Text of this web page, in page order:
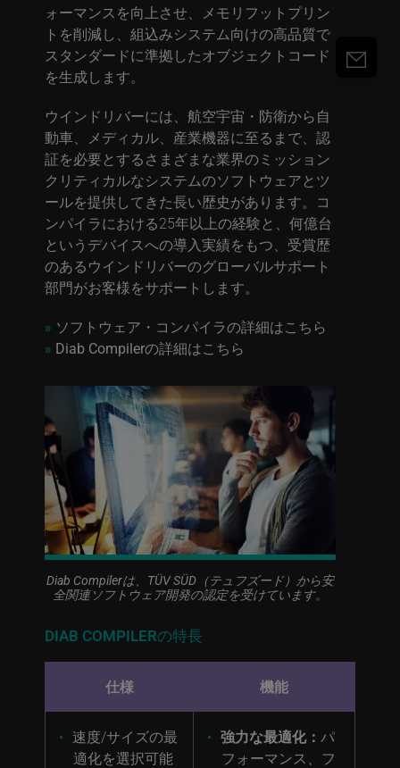
ォーマンスを向上させ、メモリフットプリン
トを削減し、組込みシステム向けの高品質で
スタンダードに準拠したオブジェクトコード
を生成します。
ウインドリバーには、航空宇宙・防衛から自
動車、メディカル、産業機器に至るまで、認
証を必要とするさまざまな業界のミッション
クリティカルなシステムのソフトウェアとツ
ールを提供してきた長い歴史があります。コ
ンパイラにおける25年以上の経験と、何億台
というデバイスへの導入実績をもつ、受賞歴
のあるウインドリバーのグローバルサポート
部門がお客様をサポートします。
» ソフトウェア・コンパイラの詳細はこちら
» Diab Compilerの詳細はこちら
Diab Compilerは、TÜV SÜD（テュフズード）から安
全関連ソフトウェア開発の認定を受けています。
DIAB COMPILERの特長
仕様 機能
速度/サイズの最
適化を選択可能
強力な最適化： パ
フォーマンス、フ